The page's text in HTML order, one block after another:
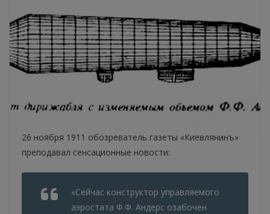
26 ноября 1911 обозреватель газеты «Киевлянинъ»
преподавал сенсационные новости:
«Сейчас конструктор управляемого
аэростата Ф.Ф. Андерс озабочен